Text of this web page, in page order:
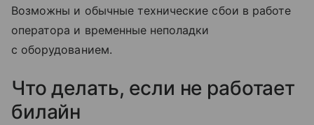
Возможны и обычные технические сбои в работе
оператора и временные неполадки
с оборудованием.
Что делать, если не работает
билайн